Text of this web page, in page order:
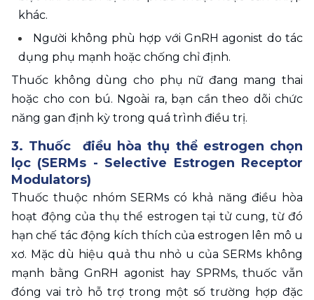
khác.
Người không phù hợp với GnRH agonist do tác
dụng phụ mạnh hoặc chống chỉ định.
Thuốc không dùng cho phụ nữ đang mang thai
hoặc cho con bú. Ngoài ra, bạn cần theo dõi chức
năng gan định kỳ trong quá trình điều trị.
3. Thuốc  điều hòa thụ thể estrogen chọn
lọc (SERMs - Selective Estrogen Receptor
Modulators)
Thuốc thuộc nhóm SERMs có khả năng điều hòa
hoạt động của thụ thể estrogen tại tử cung, từ đó
hạn chế tác động kích thích của estrogen lên mô u
xơ. Mặc dù hiệu quả thu nhỏ u của SERMs không
mạnh bằng GnRH agonist hay SPRMs, thuốc vẫn
đóng vai trò hỗ trợ trong một số trường hợp đặc